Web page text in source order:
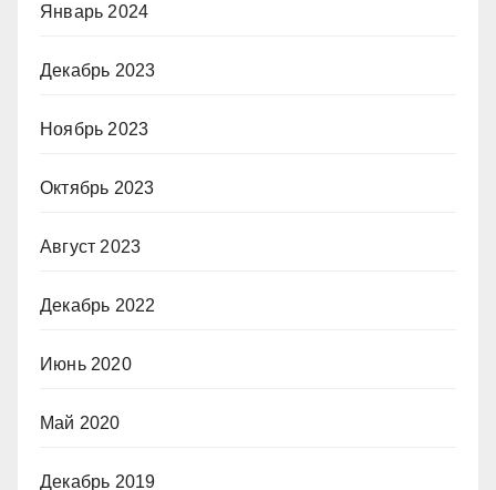
Январь 2024
Декабрь 2023
Ноябрь 2023
Октябрь 2023
Август 2023
Декабрь 2022
Июнь 2020
Май 2020
Декабрь 2019